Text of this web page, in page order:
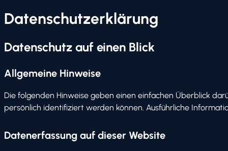
Datenschutz­erklärung
Datenschutz auf einen Blick
Allgemeine Hinweise
Die folgenden Hinweise geben einen einfachen Überblick
persönlich identifiziert werden können. Ausführliche
Datenerfassung auf dieser Website